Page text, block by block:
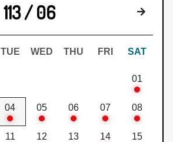
113 / 06 下個月
TUE WED THU FRI SAT
01
04 05 06 07 08
11 12 13 14 15